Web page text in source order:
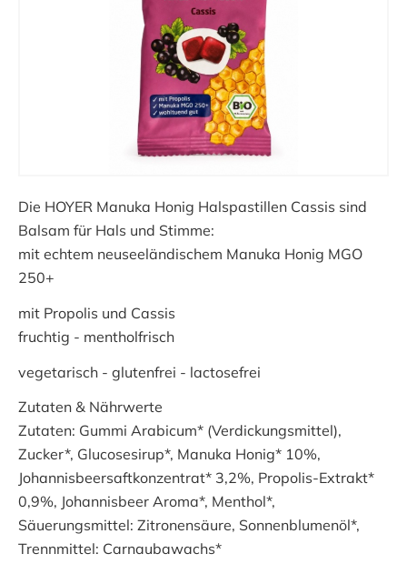
Die HOYER Manuka Honig Halspastillen Cassis sind
Balsam für Hals und Stimme:
mit echtem neuseeländischem Manuka Honig MGO
250+
mit Propolis und Cassis
fruchtig - mentholfrisch
vegetarisch - glutenfrei - lactosefrei
Zutaten & Nährwerte
Zutaten: Gummi Arabicum* (Verdickungsmittel),
Zucker*, Glucosesirup*, Manuka Honig* 10%,
Johannisbeersaftkonzentrat* 3,2%, Propolis-Extrakt*
0,9%, Johannisbeer Aroma*, Menthol*,
Säuerungsmittel: Zitronensäure, Sonnenblumenöl*,
Trennmittel: Carnaubawachs*